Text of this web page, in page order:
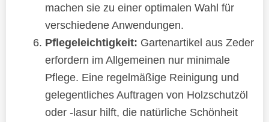
machen sie zu einer optimalen Wahl für
verschiedene Anwendungen.
Pflegeleichtigkeit: Gartenartikel aus Zeder
erfordern im Allgemeinen nur minimale
Pflege. Eine regelmäßige Reinigung und
gelegentliches Auftragen von Holzschutzöl
oder -lasur hilft, die natürliche Schönheit